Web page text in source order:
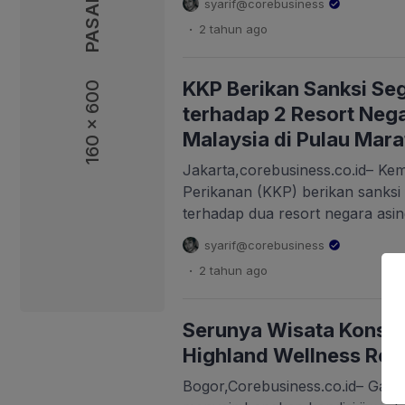
160 x 600
mengadakan acara Corporate
bekerja sama dengan
kepada para ibu mengenai
mempromosikan gizi seimbang
syarif@corebusiness
. 2 tahun ago
KKP Berikan Sanksi
terhadap 2 Resort
Malaysia di Pulau
Jakarta,corebusiness.co.id–
Perikanan (KKP) berikan
terhadap dua resort negara
Malaysia, di Pulau Maratua,
Jenderal Pengawasan Sumber
Perikanan (PSDKP) Pung
dokumen perizinan dalam
kecil, hingga menyambungkan
[…]
syarif@corebusiness
. 2 tahun ago
Serunya Wisata
Highland Wellness
Bogor,Corebusiness.co.id–